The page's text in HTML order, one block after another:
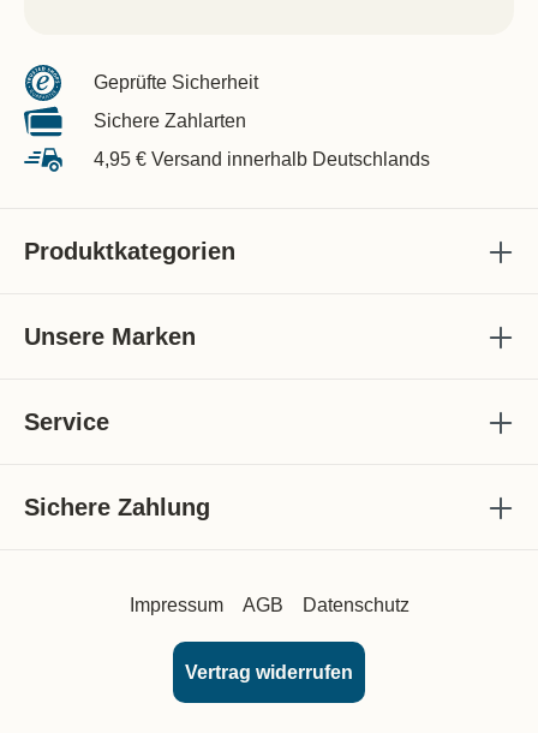
Geprüfte Sicherheit
Sichere Zahlarten
4,95 € Versand innerhalb Deutschlands
Produktkategorien
Unsere Marken
Service
Sichere Zahlung
Impressum AGB Datenschutz
Vertrag widerrufen